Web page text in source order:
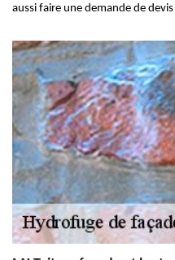
aussi faire une demande de